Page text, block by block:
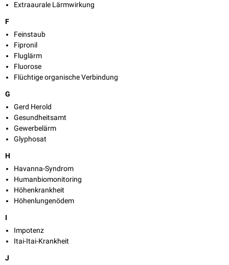
Extraaurale Lärmwirkung
F
Feinstaub
Fipronil
Fluglärm
Fluorose
Flüchtige organische Verbindung
G
Gerd Herold
Gesundheitsamt
Gewerbelärm
Glyphosat
H
Havanna-Syndrom
Humanbiomonitoring
Höhenkrankheit
Höhenlungenödem
I
Impotenz
Itai-Itai-Krankheit
J